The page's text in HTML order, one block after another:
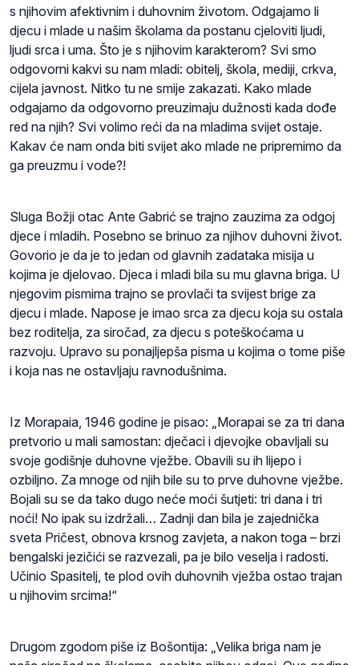
s njihovim afektivnim i duhovnim životom. Odgajamo li
djecu i mlade u našim školama da postanu cjeloviti ljudi,
ljudi srca i uma. Što je s njihovim karakterom? Svi smo
odgovorni kakvi su nam mladi: obitelj, škola, mediji, crkva,
cijela javnost. Nitko tu ne smije zakazati. Kako mlade
odgajamo da odgovorno preuzimaju dužnosti kada dođe
red na njih? Svi volimo reći da na mladima svijet ostaje.
Kakav će nam onda biti svijet ako mlade ne pripremimo da
ga preuzmu i vode?!
Sluga Božji otac Ante Gabrić se trajno zauzima za odgoj
djece i mladih. Posebno se brinuo za njihov duhovni život.
Govorio je da je to jedan od glavnih zadataka misija u
kojima je djelovao. Djeca i mladi bila su mu glavna briga. U
njegovim pismima trajno se provlači ta svijest brige za
djecu i mlade. Napose je imao srca za djecu koja su ostala
bez roditelja, za siročad, za djecu s poteškoćama u
razvoju. Upravo su ponajljepša pisma u kojima o tome piše
i koja nas ne ostavljaju ravnodušnima.
Iz Morapaia, 1946 godine je pisao: „Morapai se za tri dana
pretvorio u mali samostan: dječaci i djevojke obavljali su
svoje godišnje duhovne vježbe. Obavili su ih lijepo i
ozbiljno. Za mnoge od njih bile su to prve duhovne vježbe.
Bojali su se da tako dugo neće moći šutjeti: tri dana i tri
noći! No ipak su izdržali… Zadnji dan bila je zajednička
sveta Pričest, obnova krsnog zavjeta, a nakon toga – brzi
bengalski jezičići se razvezali, pa je bilo veselja i radosti.
Učinio Spasitelj, te plod ovih duhovnih vježba ostao trajan
u njihovim srcima!“
Drugom zgodom piše iz Bošontija: „Velika briga nam je